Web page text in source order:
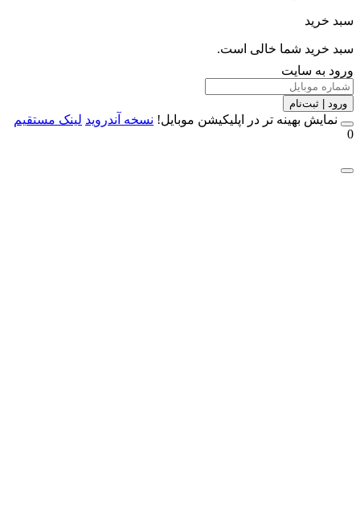
خرید شما خالی است.
به سایت
| ثبت‌نام
بهینه تر در اپلیکیشن موبایل!نسخه آندروید لینک مستقیم